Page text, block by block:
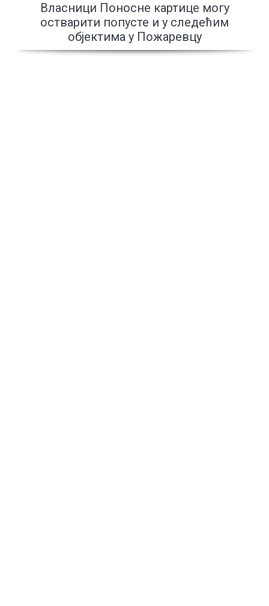
Власници Поносне картице могу
остварити попусте и у следећим
објектима у Пожаревцу